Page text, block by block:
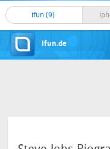
ifun (9)
ifun.de